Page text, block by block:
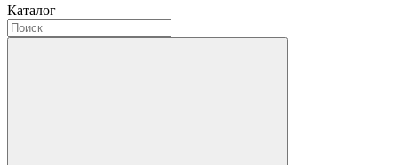
Каталог